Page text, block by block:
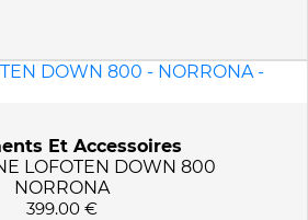
Et Accessoires
LOFOTEN DOWN 800
NORRONA
399.00 €